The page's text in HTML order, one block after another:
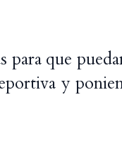
que
y